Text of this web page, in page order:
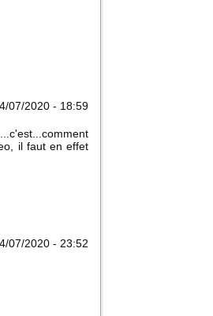
07/2020 - 18:59
il faut en effet
07/2020 - 23:52